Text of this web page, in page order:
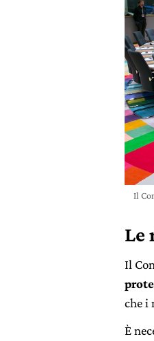
Il
Le
Il
che i
È